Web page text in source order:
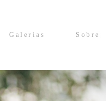
Galerias Sobre